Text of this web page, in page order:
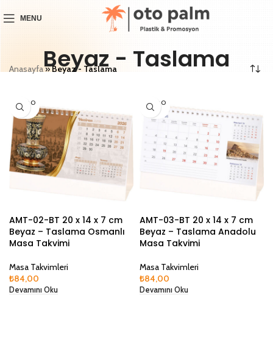
MENU
Beyaz - Taslama
Anasayfa»Beyaz - Taslama
SOLD O
UT
AMT-02-BT 20 x 14 x 7 cm
Beyaz – Taslama Osmanlı
Masa Takvimi
Masa Takvimleri
₺84,00
Devamını Oku
SOLD O
UT
AMT-03-BT 20 x 14 x 7 cm
Beyaz – Taslama Anadolu
Masa Takvimi
Masa Takvimleri
₺84,00
Devamını Oku